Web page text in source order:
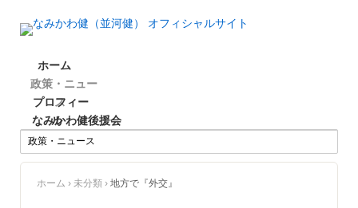
ホーム
政策・ニュー
ス
プロフィー
ル
なみかわ健後援会
ホーム › 未分類 › 地方で『外交』